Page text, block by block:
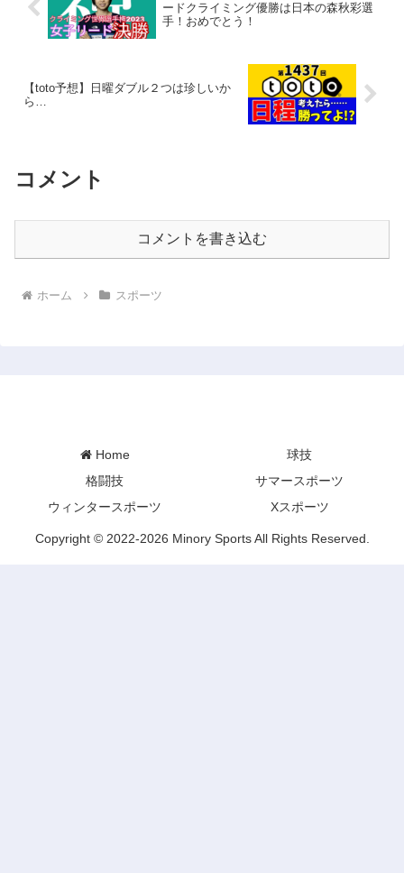
ードクライミング優勝は日本の森秋彩選
手！おめでとう！
【toto予想】日曜ダブル２つは珍しいか
ら…
コメント
コメントを書き込む
ホーム スポーツ
Home
球技
格闘技
サマースポーツ
ウィンタースポーツ
Xスポーツ
Copyright © 2022-2026 Minory Sports All Rights Reserved.